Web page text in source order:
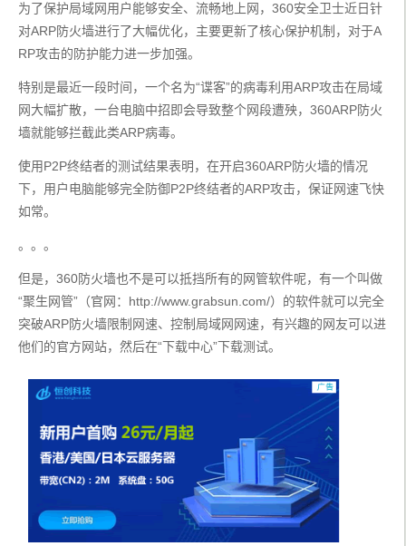
为了保护局域网用户能够安全、流畅地上网，360安全卫士近日针
对ARP防火墙进行了大幅优化，主要更新了核心保护机制，对于A
RP攻击的防护能力进一步加强。
特别是最近一段时间，一个名为“谍客”的病毒利用ARP攻击在局域
网大幅扩散，一台电脑中招即会导致整个网段遭殃，360ARP防火
墙就能够拦截此类ARP病毒。
使用P2P终结者的测试结果表明，在开启360ARP防火墙的情况
下，用户电脑能够完全防御P2P终结者的ARP攻击，保证网速飞快
如常。
。。。
但是，360防火墙也不是可以抵挡所有的网管软件呢，有一个叫做
“聚生网管”（官网：http://www.grabsun.com/）的软件就可以完全
突破ARP防火墙限制网速、控制局域网网速，有兴趣的网友可以进
他们的官方网站，然后在“下载中心”下载测试。